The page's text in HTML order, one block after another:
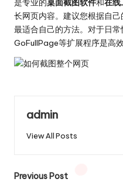
是专业的桌面截图软件和在线
长网页内容。建议您根据自
最适合自己的方法。对于日
GoFullPage等扩展程序是高效
admin
View All Posts
Previous Post